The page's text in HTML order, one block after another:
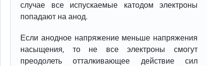
случае все испускаемые катодом электроны
попадают на анод.
Если анодное напряжение меньше напряжения
насыщения, то не все электроны смогут
преодолеть отталкивающее действие сил